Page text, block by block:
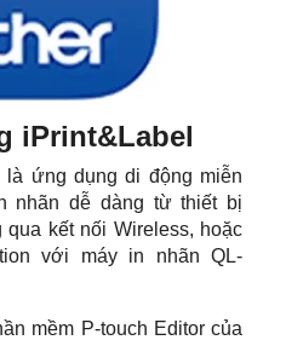
iPrint&Label
là ứng dụng di động miễn
nhãn dễ dàng từ thiết bị
qua kết nối Wireless, hoặc
với máy in nhãn QL-
mềm P-touch Editor của